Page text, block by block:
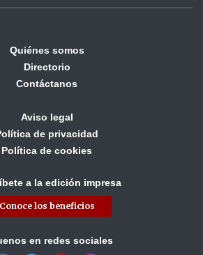
Quiénes somos
Directorio
Contáctanos
Aviso legal
de privacidad
Política de cookies
a la edición impresa
Conoce los beneficios
en redes sociales